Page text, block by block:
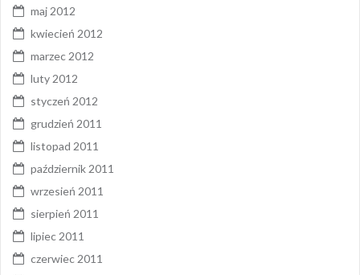
maj 2012
kwiecień 2012
marzec 2012
luty 2012
styczeń 2012
grudzień 2011
listopad 2011
październik 2011
wrzesień 2011
sierpień 2011
lipiec 2011
czerwiec 2011